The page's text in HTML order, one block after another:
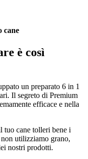
cane
è così
un preparato 6 in 1
Il segreto di Premium
efficace e nella
tuo cane tolleri bene i
utilizziamo grano,
nostri prodotti.